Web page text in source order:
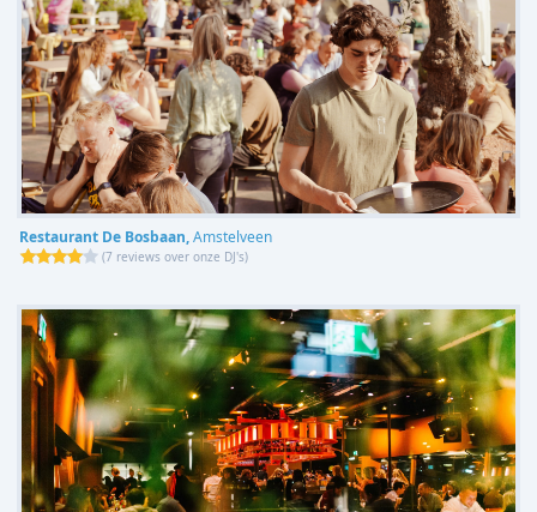
Restaurant De Bosbaan,Amstelveen
(7 reviews over onze DJ's)